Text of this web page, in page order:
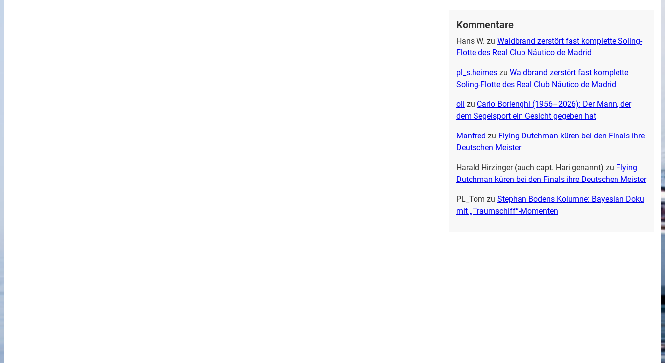
Kommentare
Hans W. zu Waldbrand zerstört fast komplette Soling-
Flotte des Real Club Náutico de Madrid
pl_s.heimeszu Waldbrand zerstört fast komplette
Soling-Flotte des Real Club Náutico de Madrid
oli zu Carlo Borlenghi (1956–2026): Der Mann, der
dem Segelsport ein Gesicht gegeben hat
Manfred zu Flying Dutchman küren bei den Finals ihre
Deutschen Meister
Harald Hirzinger (auch capt. Hari genannt) zu Flying
Dutchman küren bei den Finals ihre Deutschen Meister
PL_Tom zu Stephan Bodens Kolumne: Bayesian Doku
mit „Traumschiff“-Momenten